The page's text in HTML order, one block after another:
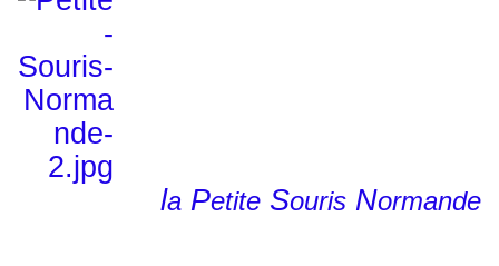
la Petite Souris Normande